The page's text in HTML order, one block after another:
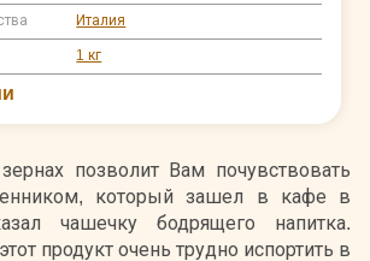
позволит Вам почувствовать
который зашел в кафе в
чашечку бодрящего напитка.
продукт очень трудно испортить в
Италия
1 кг